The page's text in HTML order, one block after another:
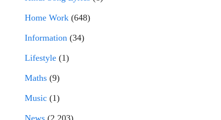
Home Work (648)
Information (34)
Lifestyle (1)
Maths (9)
Music (1)